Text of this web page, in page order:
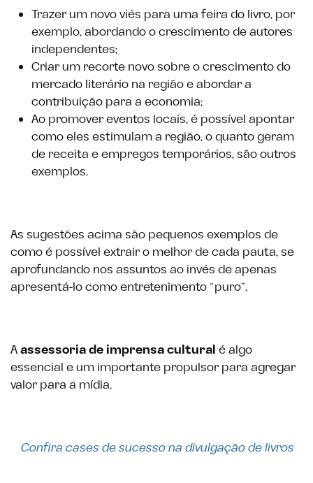
Trazer um novo viés para uma feira do livro, por
exemplo, abordando o crescimento de autores
independentes;
Criar um recorte novo sobre o crescimento do
mercado literário na região e abordar a
contribuição para a economia;
Ao promover eventos locais, é possível apontar
como eles estimulam a região, o quanto geram
de receita e empregos temporários, são outros
exemplos.
As sugestões acima são pequenos exemplos de
como é possível extrair o melhor de cada pauta, se
aprofundando nos assuntos ao invés de apenas
apresentá-lo como entretenimento “puro”.
Aassessoria de imprensa cultural é algo
essencial e um importante propulsor para agregar
valor para a mídia.
Confira cases de sucesso na divulgação de livros